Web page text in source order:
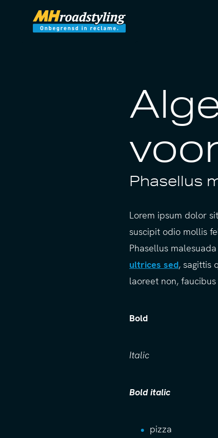
Phasellus
Lorem ipsum dolor
suscipit odio mollis
Phasellus
ultrices sed, sagittis
laoreet non,
Bold
Italic
Bold italic
pizza